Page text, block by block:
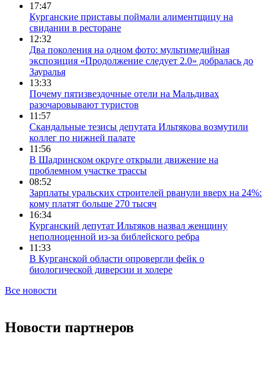
17:47
Курганские приставы поймали алиментщицу на
свидании в ресторане
12:32
Два поколения на одном фото: мультимедийная
экспозиция «Продолжение следует 2.0» добралась до
Зауралья
13:33
Почему пятизвездочные отели на Мальдивах
разочаровывают туристов
11:57
Скандальные тезисы депутата Ильтякова возмутили
коллег по нижней палате
11:56
В Шадринском округе открыли движение на
проблемном участке трассы
08:52
Зарплаты уральских строителей рванули вверх на 24%:
кому платят больше 270 тысяч
16:34
Курганский депутат Ильтяков назвал женщину
неполноценной из-за библейского ребра
11:33
В Курганской области опровергли фейк о
биологической диверсии и холере
Все новости
Новости партнеров